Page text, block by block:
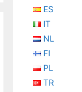
ES
IT
NL
FI
PL
TR